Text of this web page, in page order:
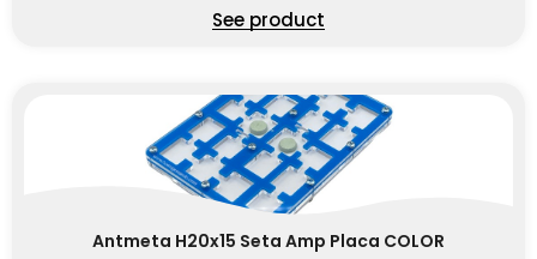
See product
Antmeta H20x15 Seta Amp Placa COLOR